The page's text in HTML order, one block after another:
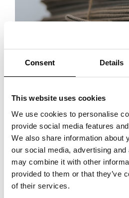
Consent Details
This website uses cookies
We use cookies to personalise
provide social media features
We also share information about
our social media, advertising
may combine it with other
provided to them or that they’ve
of their services.
Agenten är skyldig att ta väl hand om
agenten måste ha en försäkring som
införsäljningsperiod har huvudmannen
dessa ska återsändas till huvudmannen.
kostnaden för returfrakt. Ibland är
få tillbaka proverna och parterna kan då
dessa och fritt göra vad han eller hon vill